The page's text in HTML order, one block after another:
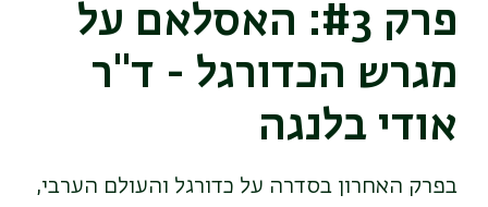
פרק #3: האסלאם על
מגרש הכדורגל - ד"ר
אודי בלנגה
בפרק האחרון בסדרה על כדורגל והעולם הערבי,